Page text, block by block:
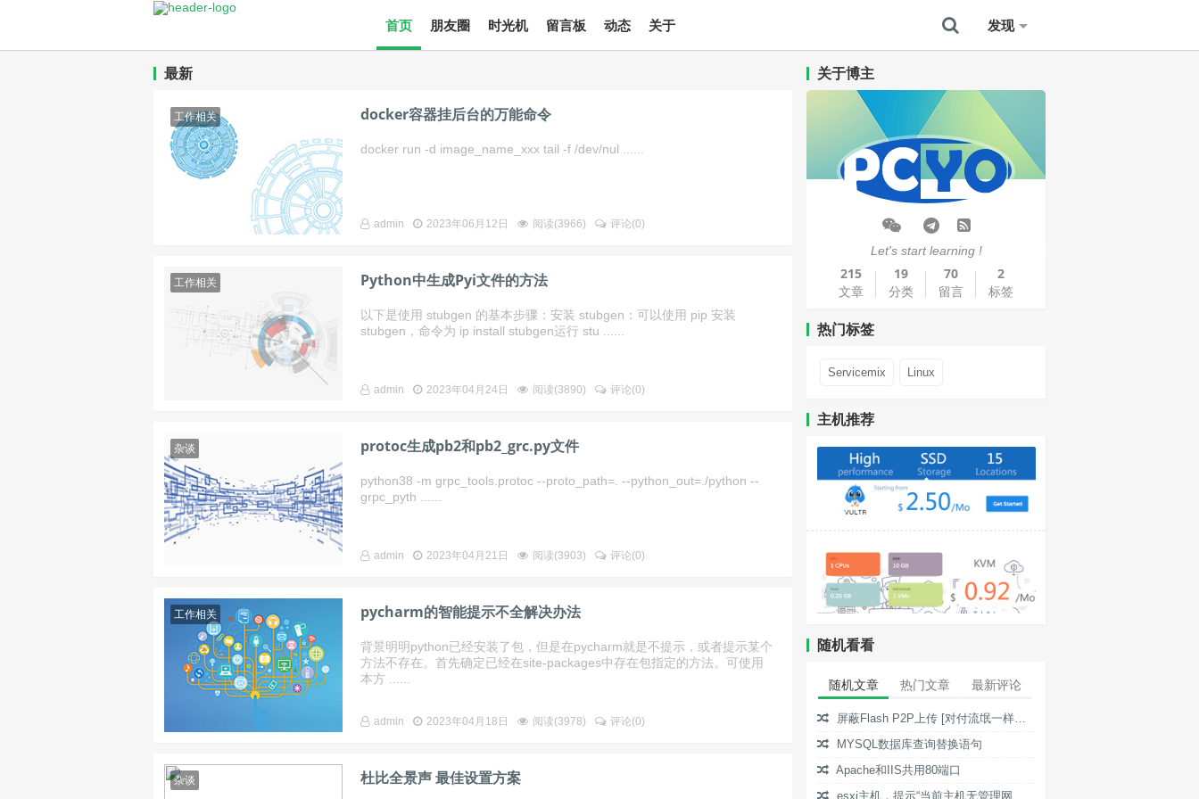
首页 朋友圈 时光机 留言板 动态 关于 发现
最新
工作相关 docker容器挂后台的万能命令
docker run -d image_name_xxx tail -f /dev/nul ......
admin 2023年06月12日 阅读(3966) 评论(0)
工作相关 Python中生成Pyi文件的方法
以下是使用 stubgen 的基本步骤：安装 stubgen：可以使用 pip 安装
stubgen，命令为 ip install stubgen运行 stu ......
admin 2023年04月24日 阅读(3890) 评论(0)
杂谈 protoc生成pb2和pb2_grc.py文件
python38 -m grpc_tools.protoc --proto_path=. --python_out=./python --
grpc_pyth ......
admin 2023年04月21日 阅读(3903) 评论(0)
工作相关 pycharm的智能提示不全解决办法
背景明明python已经安装了包，但是在pycharm就是不提示，或者提示某个
方法不存在。首先确定已经在site-packages中存在包指定的方法。可使用
本方 ......
admin 2023年04月18日 阅读(3978) 评论(0)
杂谈 杜比全景声 最佳设置方案
关于博主
Let's start learning !
215
文章
19
分类
70
留言
2
标签
热门标签
Servicemix Linux
主机推荐
随机看看
随机文章 热门文章 最新评论
屏蔽Flash P2P上传 [对付流氓一样的视频网站广告]
MYSQL数据库查询替换语句
Apache和IIS共用80端口
esxi主机，提示“当前主机无管理网络冗余“报警